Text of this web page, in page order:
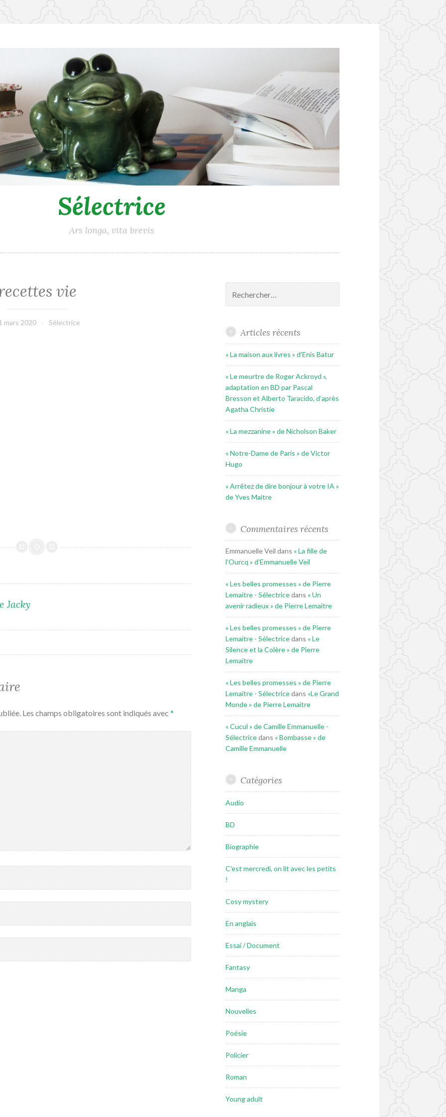
Sélectrice
Ars longa, vita brevis
vie
mars 2020 Sélectrice
Jacky
Les champs obligatoires sont indiqués avec*
Articles récents
« La maison aux livres » d’Enis Batur
« Le meurtre de Roger Ackroyd »,
adaptation en BD par Pascal
Bresson et Alberto Taracido, d’après
Agatha Christie
« La mezzanine » de Nicholson Baker
« Notre-Dame de Paris » de Victor
Hugo
« Arrêtez de dire bonjour à votre IA »
de Yves Maitre
Commentaires récents
Emmanuelle Veil dans « La fille de
l’Ourcq » d’Emmanuelle Veil
« Les belles promesses » de Pierre
Lemaitre - Sélectricedans « Un
avenir radieux » de Pierre Lemaitre
« Les belles promesses » de Pierre
Lemaitre - Sélectricedans « Le
Silence et la Colère » de Pierre
Lemaitre
« Les belles promesses » de Pierre
Lemaitre - Sélectricedans «Le Grand
Monde » de Pierre Lemaitre
« Cucul » de Camille Emmanuelle -
Sélectricedans « Bombasse » de
Camille Emmanuelle
Catégories
Audio
BD
Biographie
C'est mercredi, on lit avec les petits
!
Cosy mystery
En anglais
Essai / Document
Fantasy
Manga
Nouvelles
Poésie
Policier
Roman
Young adult